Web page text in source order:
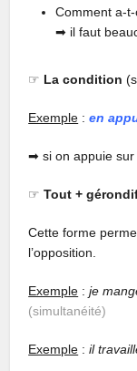
Comment a-
➡︎ il faut
☞ La condition
Exemple :en
➡︎ si on appuie sur
☞Tout +
Cette forme
l’opposition.
Exemple :je
(simultanéité)
Exemple :il